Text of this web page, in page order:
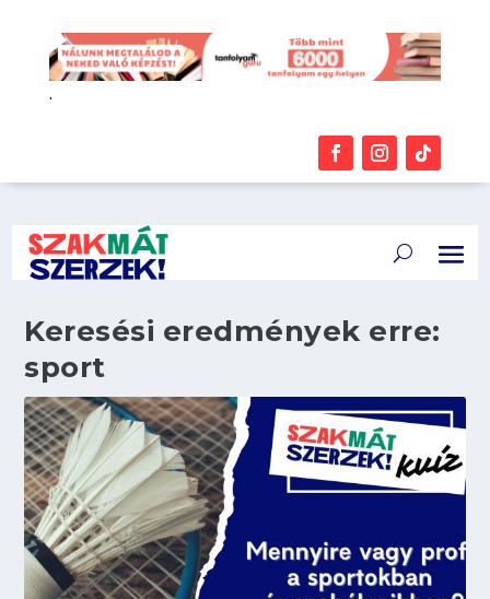
.
Keresési eredmények erre:
sport